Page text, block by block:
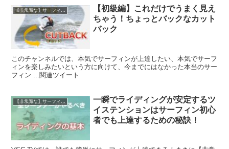
【初級編】これだけでうまく見え
ちゃう！ちょっとバックなカット
バック
このチャンネルでは、本気でサーフィンが上達したい、本気でサーフ
ィンを楽しみたいという方に向けて、今までにはなかった本当のサー
フィン ...関連ツイート
一瞬でライディングが安定するツ
イステンションはサーフィン初心
者でも上達するための秘訣！